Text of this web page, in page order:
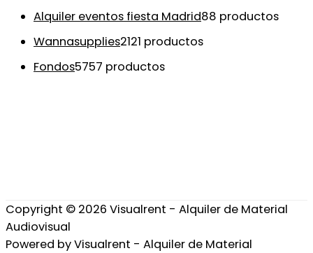
Alquiler eventos fiesta Madrid88 productos
Wannasupplies2121 productos
Fondos5757 productos
Copyright © 2026 Visualrent - Alquiler de Material
Audiovisual
Powered byVisualrent - Alquiler de Material